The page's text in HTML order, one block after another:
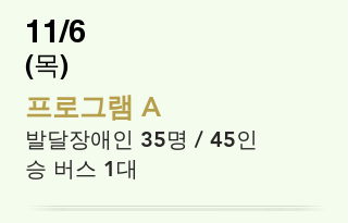
11/6
​(목)
프로그램 A
발달장애인 35명 / 45인
승 버스 1대